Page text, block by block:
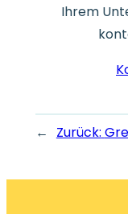
Ihrem
← Zurück: